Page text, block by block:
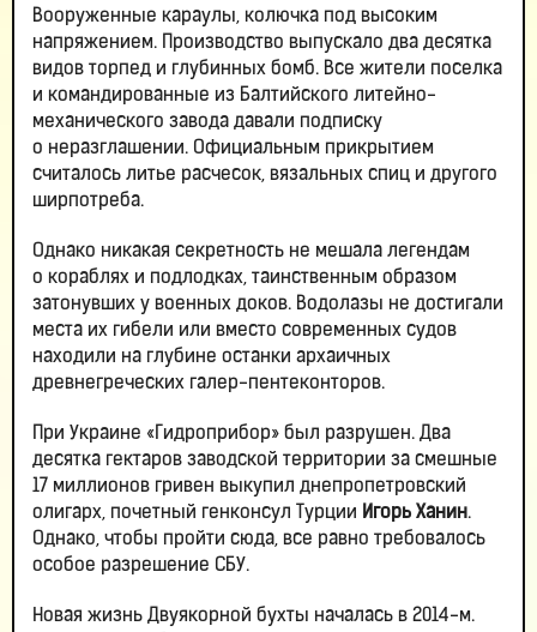
Вооруженные караулы, колючка под высоким
напряжением. Производство выпускало два десятка
видов торпед и глубинных бомб. Все жители поселка
и командированные из Балтийского литейно-
механического завода давали подписку
о неразглашении. Официальным прикрытием
считалось литье расчесок, вязальных спиц и другого
ширпотреба.
Однако никакая секретность не мешала легендам
о кораблях и подлодках, таинственным образом
затонувших у военных доков. Водолазы не достигали
места их гибели или вместо современных судов
находили на глубине останки архаичных
древнегреческих галер-пентеконторов.
При Украине «Гидроприбор» был разрушен. Два
десятка гектаров заводской территории за смешные
17 миллионов гривен выкупил днепропетровский
олигарх, почетный генконсул Турции Игорь Ханин.
Однако, чтобы пройти сюда, все равно требовалось
особое разрешение СБУ.
Новая жизнь Двуякорной бухты началась в 2014-м.